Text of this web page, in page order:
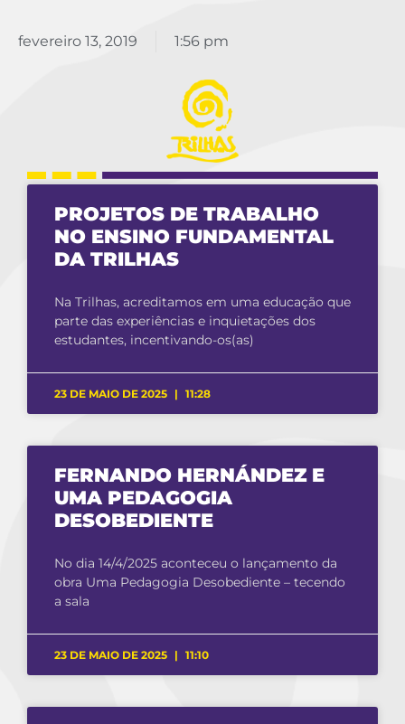
fevereiro 13, 2019 1:56 pm
PROJETOS DE TRABALHO
NO ENSINO FUNDAMENTAL
DA TRILHAS
Na Trilhas, acreditamos em uma educação que
parte das experiências e inquietações dos
estudantes, incentivando-os(as)
23 DE MAIO DE 2025 11:28
FERNANDO HERNÁNDEZ E
UMA PEDAGOGIA
DESOBEDIENTE
No dia 14/4/2025 aconteceu o lançamento da
obra Uma Pedagogia Desobediente – tecendo
a sala
23 DE MAIO DE 2025 11:10